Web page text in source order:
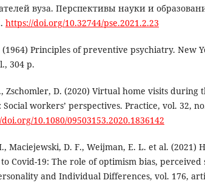
вуза. Перспективы науки и
https://doi.org/10.32744/pse.2021.2.23
(1964) Principles of preventive psychiatry. New
304 p.
Zschomler, D. (2020) Virtual home visits during
workers’ perspectives. Practice, vol. 32,
10.1080/09503153.2020.1836142
Maciejewski, D. F., Weijman, E. L. et al. (2021)
to Covid-19: The role of optimism bias,
and Individual Differences, vol. 176,